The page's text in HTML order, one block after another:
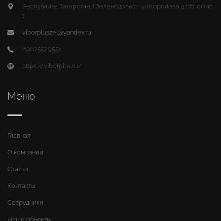
Республика Татарстан, г.Зеленодольск, ул.Королева д.11Б, офис
1
viborpluszel@yandex.ru
89625529551
https://viborplus.ru/
Меню
Главная
О компании
Статьи
Контакты
Сотрудники
Наши объекты